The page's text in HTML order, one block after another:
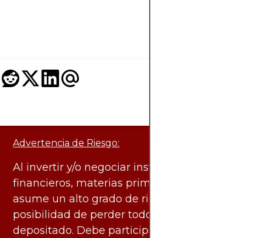
Advertencia de Riesgo:
Al invertir y/o negociar instrumentos
financieros, materias primas y otros activos,
asume un alto grado de riesgo. Existe la
posibilidad de perder todo el capital
depositado. Debe participar en estas